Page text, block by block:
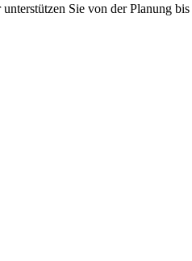
Sie von der Planung